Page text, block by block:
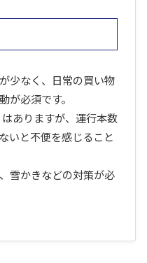
少なく、日常の買い物
が必須です。
ありますが、運行本数
いと不便を感じること
雪かきなどの対策が必